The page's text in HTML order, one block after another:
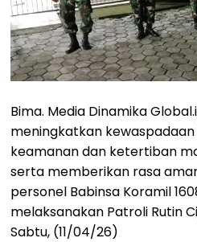
Bima. Media Dinamika
meningkatkan
keamanan dan ketertiban
serta memberikan rasa
personel Babinsa Koramil
melaksanakan Patroli Rutin
Sabtu, (11/04/26)